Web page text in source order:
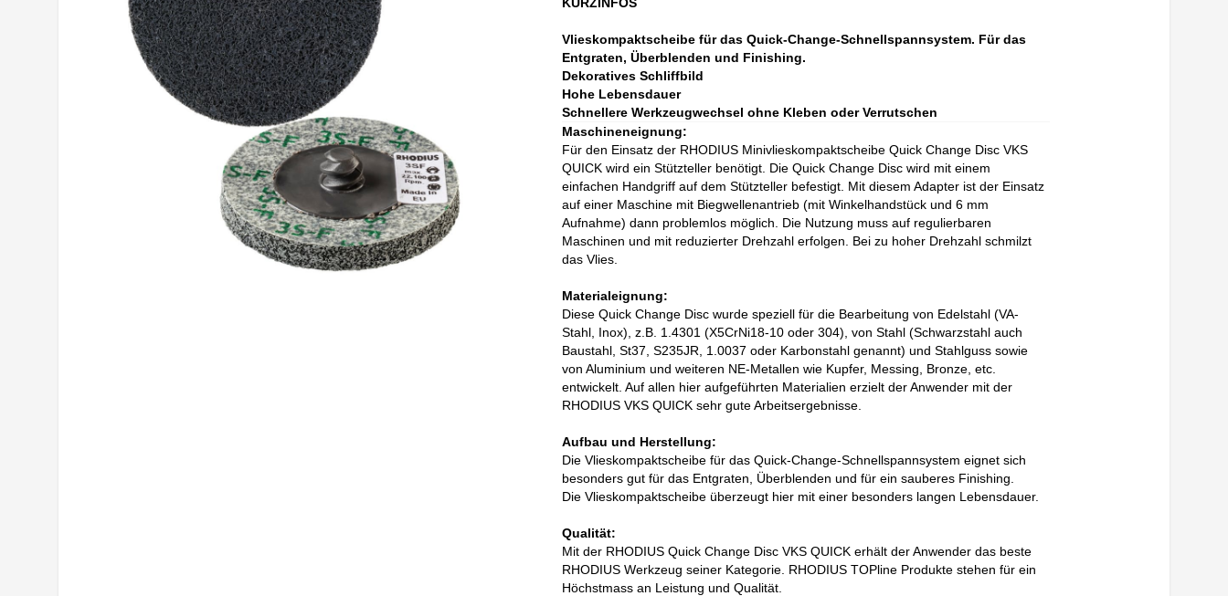
Vlieskompaktscheibe für das Quick-Change-Schnellspannsystem. Für das
Entgraten, Überblenden und Finishing.
Dekoratives Schliffbild
Hohe Lebensdauer
Schnellere Werkzeugwechsel ohne Kleben oder Verrutschen
Maschineneignung:
Für den Einsatz der RHODIUS Minivlieskompaktscheibe Quick Change Disc VKS
QUICK wird ein Stützteller benötigt. Die Quick Change Disc wird mit einem
einfachen Handgriff auf dem Stützteller befestigt. Mit diesem Adapter ist der Einsatz
auf einer Maschine mit Biegwellenantrieb (mit Winkelhandstück und 6 mm
Aufnahme) dann problemlos möglich. Die Nutzung muss auf regulierbaren
Maschinen und mit reduzierter Drehzahl erfolgen. Bei zu hoher Drehzahl schmilzt
das Vlies.
Materialeignung:
Diese Quick Change Disc wurde speziell für die Bearbeitung von Edelstahl (VA-
Stahl, Inox), z.B. 1.4301 (X5CrNi18-10 oder 304), von Stahl (Schwarzstahl auch
Baustahl, St37, S235JR, 1.0037 oder Karbonstahl genannt) und Stahlguss sowie
von Aluminium und weiteren NE-Metallen wie Kupfer, Messing, Bronze, etc.
entwickelt. Auf allen hier aufgeführten Materialien erzielt der Anwender mit der
RHODIUS VKS QUICK sehr gute Arbeitsergebnisse.
Aufbau und Herstellung:
Die Vlieskompaktscheibe für das Quick-Change-Schnellspannsystem eignet sich
besonders gut für das Entgraten, Überblenden und für ein sauberes Finishing.
Die Vlieskompaktscheibe überzeugt hier mit einer besonders langen Lebensdauer.
Qualität:
Mit der RHODIUS Quick Change Disc VKS QUICK erhält der Anwender das beste
RHODIUS Werkzeug seiner Kategorie. RHODIUS TOPline Produkte stehen für ein
Höchstmass an Leistung und Qualität.